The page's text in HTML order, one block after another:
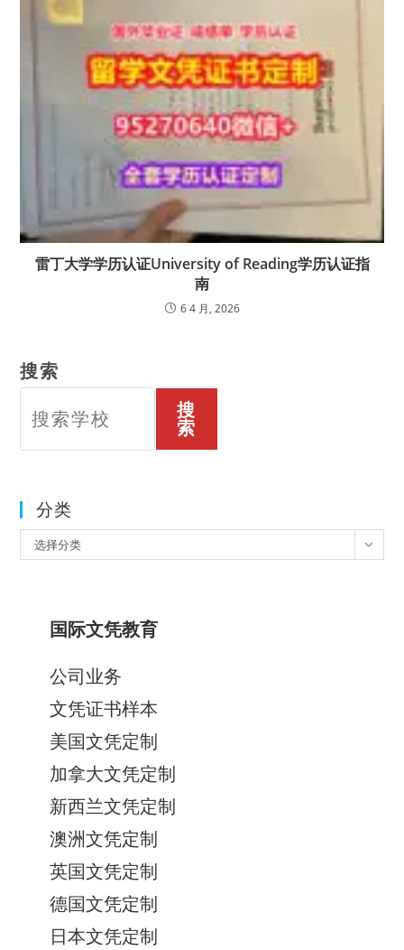
雷丁大学学历认证University of Reading学历认证指
南
6 4 月, 2026
搜索
搜
索
分类
类
选择分类
国际文凭教育
公司业务
文凭证书样本
美国文凭定制
加拿大文凭定制
新西兰文凭定制
澳洲文凭定制
英国文凭定制
德国文凭定制
日本文凭定制